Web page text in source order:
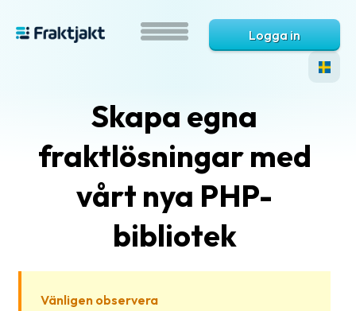
Logga in
Skapa egna
fraktlösningar med
vårt nya PHP-
bibliotek
Vänligen observera